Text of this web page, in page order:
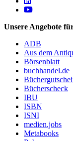
Follow us
Unsere Angebote
ADB
Aus dem
Börsenblatt
buchhandel.de
Bücherscheck
IBU
ISBN
ISNI
medien.jobs
Metabooks